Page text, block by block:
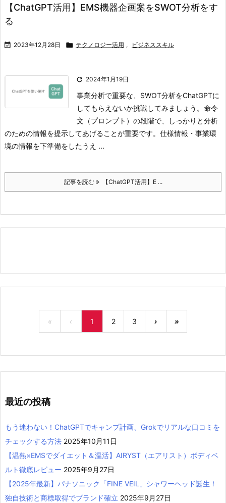
【ChatGPT活用】EMS機器企画案をSWOT分析をす
る
 2023年12月28日  テクノロジー活用 , ビジネススキル
 2024年1月19日
事業分析で重要な、SWOT分析をChatGPTに
してもらえないか挑戦してみましょう。 命令
文（プロンプト）の段階で、しっかりと分析
のための情報を提示してあげることが重要です。 仕様情報・事業環
境の情報を下準備をしたうえ ...
記事を読む 【ChatGPT活用】E ...
« ‹ 1 2 3 › »
最近の投稿
もう迷わない！ChatGPTでキャンプ計画、Grokでリアルな口コミを
チェックする方法 2025年10月11日
【温熱×EMSでダイエット＆温活】AIRYST（エアリスト）ボディベ
ルト徹底レビュー 2025年9月27日
【2025年最新】パナソニック「FINE VEIL」シャワーヘッド誕生！
独自技術と商標取得でブランド確立 2025年9月27日